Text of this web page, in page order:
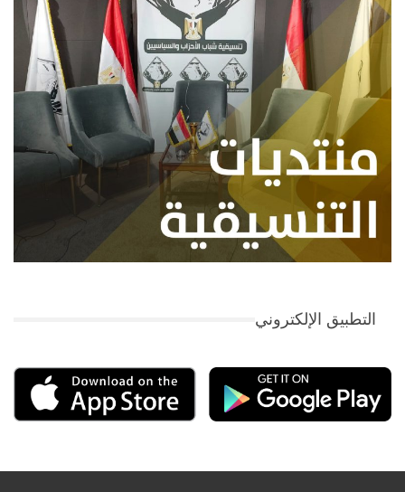
التطبيق الإلكتروني